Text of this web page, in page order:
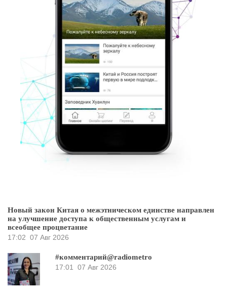
Новый закон Китая о межэтническом единстве направлен
на улучшение доступа к общественным услугам и
всеобщее процветание
17:02 07 Авг 2026
#комментарий@radiometro
17:01 07 Авг 2026